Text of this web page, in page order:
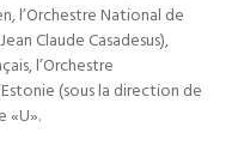
l’Orchestre National de
Claude Casadesus),
l’Orchestre
(sous la direction de
«U».